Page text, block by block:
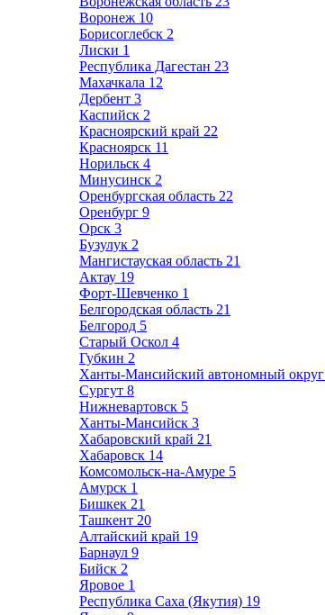
Воронеж 10
Борисоглебск 2
Лиски 1
Республика Дагестан 23
Махачкала 12
Дербент 3
Каспийск 2
Красноярский край 22
Красноярск 11
Норильск 4
Минусинск 2
Оренбургская область 22
Оренбург 9
Орск 3
Бузулук 2
Мангистауская область 21
Актау 19
Форт-Шевченко 1
Белгородская область 21
Белгород 5
Старый Оскол 4
Губкин 2
Ханты-Мансийский автономный округ
Сургут 8
Нижневартовск 5
Ханты-Мансийск 3
Хабаровский край 21
Хабаровск 14
Комсомольск-на-Амуре 5
Амурск 1
Бишкек 21
Ташкент 20
Алтайский край 19
Барнаул 9
Бийск 2
Яровое 1
Республика Саха (Якутия) 19